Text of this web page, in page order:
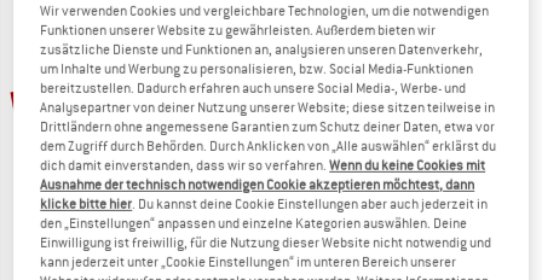
bis 15%
Wir verwenden Cookies und vergleichbare Technologien, um die notwendigen
Funktionen unserer Website zu gewährleisten. Außerdem bieten wir
zusätzliche Dienste und Funktionen an, analysieren unseren Datenverkehr,
um Inhalte und Werbung zu personalisieren, bzw. Social Media-Funktionen
bereitzustellen. Dadurch erfahren auch unsere Social Media-, Werbe- und
Analysepartner von deiner Nutzung unserer Website; diese sitzen teilweise in
Drittländern ohne angemessene Garantien zum Schutz deiner Daten, etwa vor
dem Zugriff durch Behörden. Durch Anklicken von „Alle auswählen“ erklärst du
dich damit einverstanden, dass wir so verfahren.Wenn du keine Cookies mit
Ausnahme der technisch notwendigen Cookie akzeptieren möchtest, dann
klicke bitte hier . Du kannst deine Cookie Einstellungen aber auch jederzeit in
den „Einstellungen“ anpassen und einzelne Kategorien auswählen. Deine
Einwilligung ist freiwillig, für die Nutzung dieser Website nicht notwendig und
kann jederzeit unter „Cookie Einstellungen“ im unteren Bereich unserer